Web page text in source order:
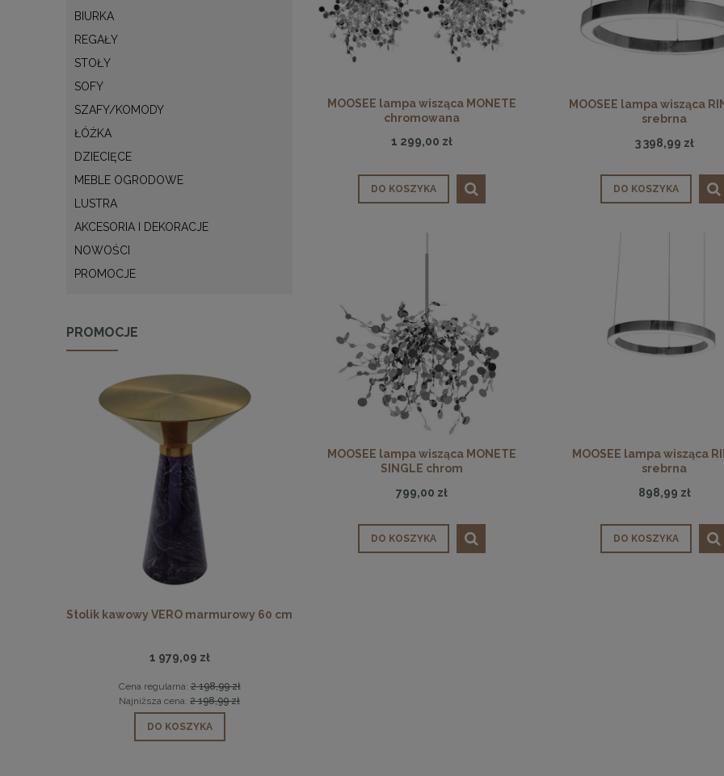
BIURKA
REGAŁY
STOŁY
SOFY
SZAFY/KOMODY
ŁÓŻKA
DZIECIĘCE
MEBLE OGRODOWE
LUSTRA
AKCESORIA I DEKORACJE
NOWOŚCI
PROMOCJE
PROMOCJE
Stolik kawowy VERO marmurowy 60 cm
1 979,09 zł
Cena regularna:2 198,99 zł
Najniższa cena: 2 198,99 zł
DO KOSZYKA
MOOSEE lampa wisząca MONETE
chromowana
1 299,00 zł
DO KOSZYKA
MOOSEE lampa wisząca
srebrna
3 398,99 zł
DO KOSZYKA
MOOSEE lampa wisząca MONETE
SINGLE chrom
799,00 zł
DO KOSZYKA
MOOSEE lampa wisząca
srebrna
898,99 zł
DO KOSZYKA